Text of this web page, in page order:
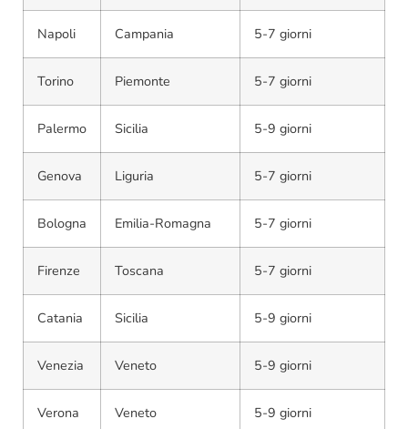
Napoli Campania 5-7 giorni
Torino Piemonte 5-7 giorni
Palermo Sicilia 5-9 giorni
Genova Liguria 5-7 giorni
Bologna Emilia-Romagna 5-7 giorni
Firenze Toscana 5-7 giorni
Catania Sicilia 5-9 giorni
Venezia Veneto 5-9 giorni
Verona Veneto 5-9 giorni